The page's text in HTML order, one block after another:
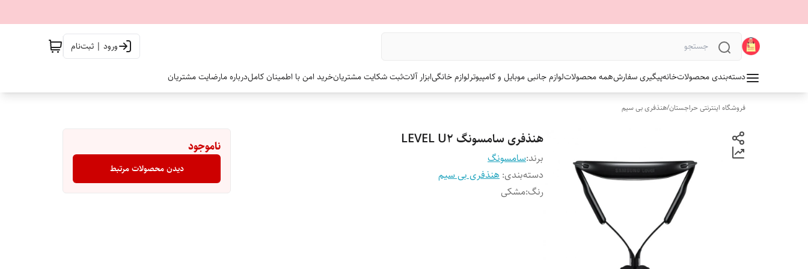
ورود | ثبت‌نام
دسته‌بندی محصولاتخانهپیگیری سفارشهمه محصولاتلوازم جانبی موبایل و کامپیوترلوازم خانگیابزار آلاتثبت شکایت مشتریانخرید امن با اطمینان کاملدرباره مارضایت مشتریان
فروشگاه اینترنتی حراجستان/هنذفری بی سیم
هنذفری سامسونگ LEVEL U2
برند:سامسونگ
دسته‌بندی: هنذفری بی سیم
رنگ:مشکی
ناموجود
دیدن محصولات مرتبط